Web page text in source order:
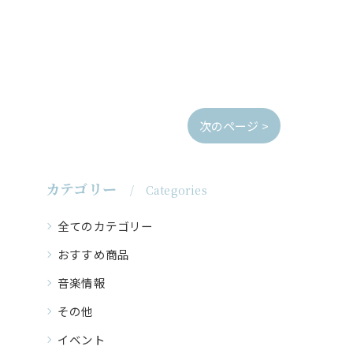
次のページ >
カテゴリー Categories
全てのカテゴリー
おすすめ商品
音楽情報
その他
イベント